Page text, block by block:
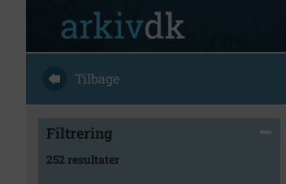
Tilbage
Filtrering
252 resultater